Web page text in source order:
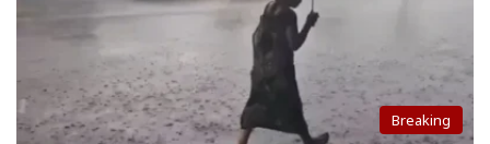
Breaking